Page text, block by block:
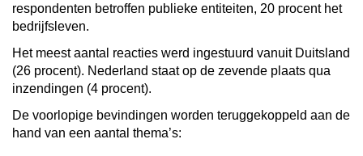
respondenten betroffen publieke entiteiten, 20 procent het
bedrijfsleven.
Het meest aantal reacties werd ingestuurd vanuit Duitsland
(26 procent). Nederland staat op de zevende plaats qua
inzendingen (4 procent).
De voorlopige bevindingen worden teruggekoppeld aan de
hand van een aantal thema’s: